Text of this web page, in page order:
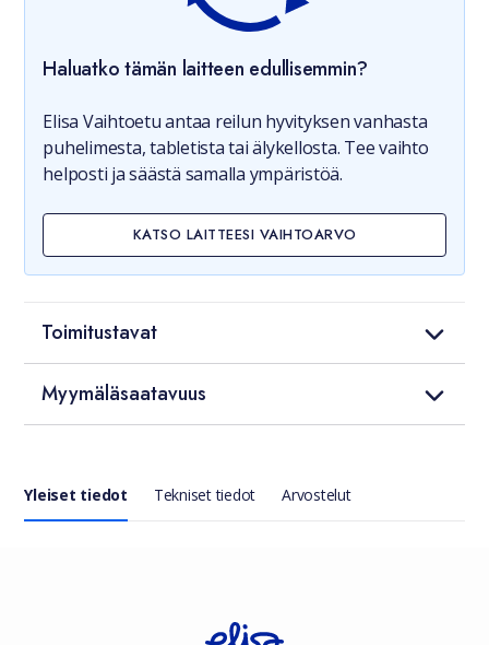
Haluatko tämän laitteen edullisemmin?
Elisa Vaihtoetu antaa reilun hyvityksen vanhasta
puhelimesta, tabletista tai älykellosta. Tee vaihto
helposti ja säästä samalla ympäristöä.
KATSO LAITTEESI VAIHTOARVO
Toimitustavat
Myymäläsaatavuus
Yleiset tiedot Tekniset tiedot Arvostelut